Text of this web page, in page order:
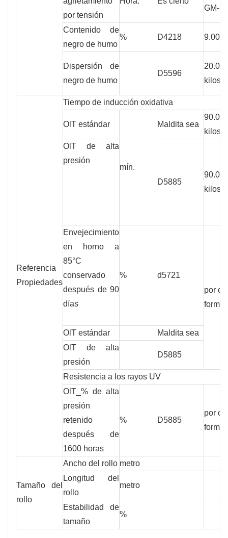
por tensión
GM-10
Contenido de
negro de humo
% D4218
Dispersión de
negro de humo
D5596
kilos
Referencia
Propiedades
Tiempo de inducción oxidativa
OlT estándar
mín.
Maldita sea
kilos
OlT de alta
presión
D5885
kilos
Envejecimiento
en horno a
85°C
conservado
después de 90
días
%
d5721
por
OlT estándar
Maldita sea
OlT de alta
presión
D5885
Resistencia a los rayos UV
OlT_% de alta
presión
retenido
después de
1600 horas
% D5885
por
Tamaño del
rollo
Ancho del rollo metro
Longitud del
rollo
metro
Estabilidad de
tamaño
%